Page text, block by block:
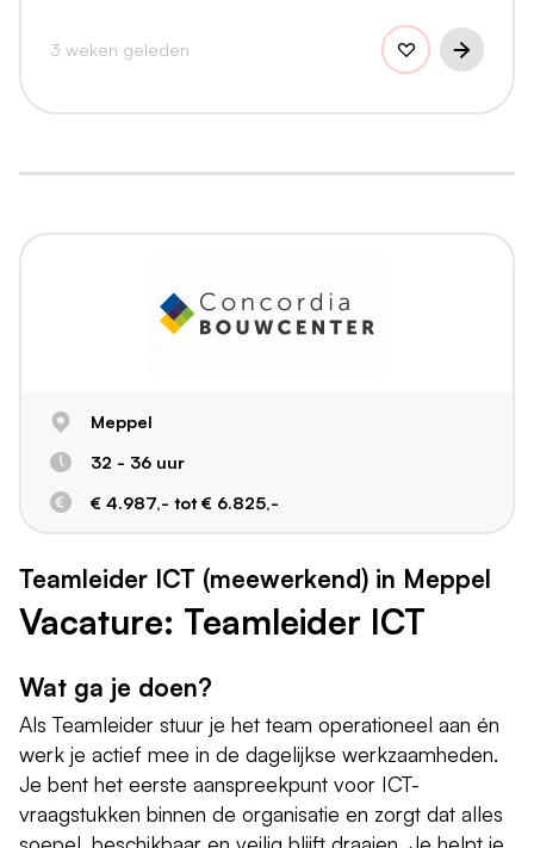
3 weken geleden
Meppel
32 - 36 uur
€ 4.987,- tot € 6.825,-
Teamleider ICT (meewerkend) in Meppel
Vacature: Teamleider ICT
Wat ga je doen?
Als Teamleider stuur je het team operationeel aan én
werk je actief mee in de dagelijkse werkzaamheden.
Je bent het eerste aanspreekpunt voor ICT-
vraagstukken binnen de organisatie en zorgt dat alles
soepel, beschikbaar en veilig blijft draaien. Je helpt je